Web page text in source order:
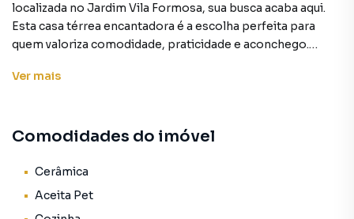
localizada no Jardim Vila Formosa, sua busca acaba aqui.
Esta casa térrea encantadora é a escolha perfeita para
quem valoriza comodidade, praticidade e aconchego.
Ao entrar nesta propriedade, você será recebido por um
para relaxar e passar tempo com a família. A disposição da
especialmente para aqueles que preferem evitar escadas.
Ver mais
Comodidades do imóvel
Cerâmica
Aceita Pet